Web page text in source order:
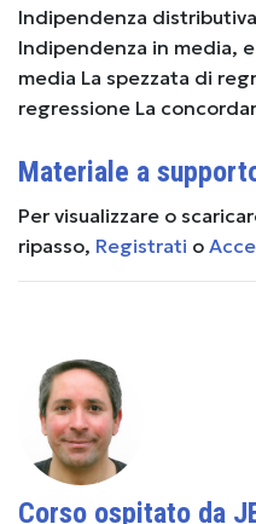
Indipendenza
Indipendenza in media,
media La spezzata di
regressione La
Materiale a
Per visualizzare o
ripasso, Registrati o
Corso ospitato da